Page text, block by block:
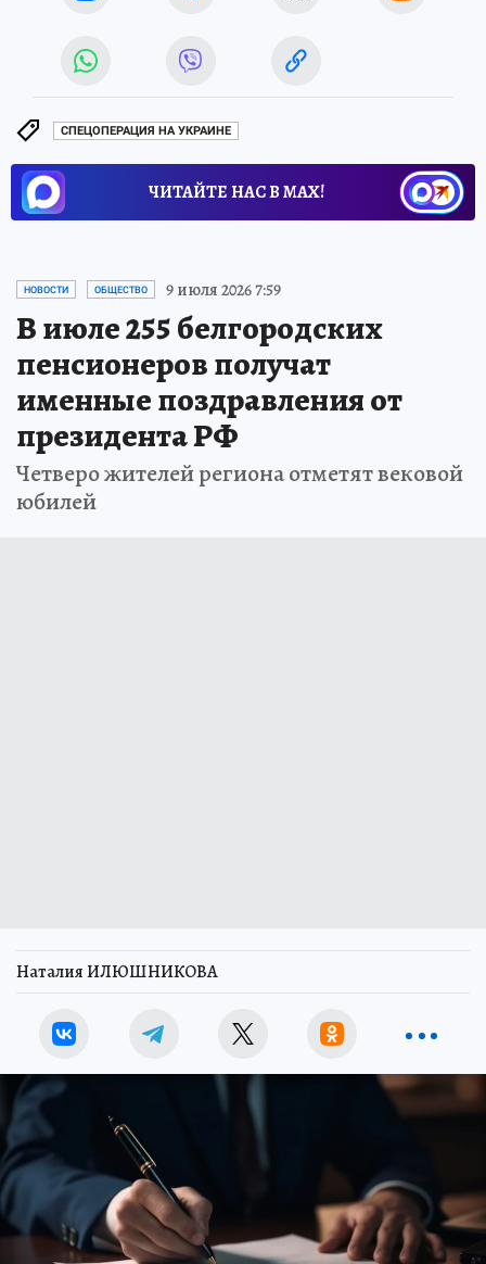
СПЕЦОПЕРАЦИЯ НА УКРАИНЕ
ЧИТАЙТЕ НАС В МАХ!
НОВОСТИ ОБЩЕСТВО 9 июля 2026 7:59
В июле 255 белгородских
пенсионеров получат
именные поздравления от
президента РФ
Четверо жителей региона отметят вековой
юбилей
Наталия ИЛЮШНИКОВА